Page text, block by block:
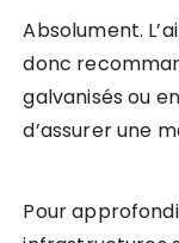
Absolument.
donc
galvanisés ou
d’assurer une
Pour